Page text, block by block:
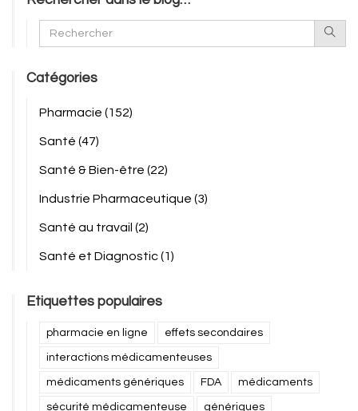
Catégories
Pharmacie (152)
Santé (47)
Santé & Bien-être (22)
Industrie Pharmaceutique (3)
Santé au travail (2)
Santé et Diagnostic(1)
Etiquettes populaires
pharmacie en ligne effets secondaires
interactions médicamenteuses
médicaments génériques FDA médicaments
sécurité médicamenteuse génériques